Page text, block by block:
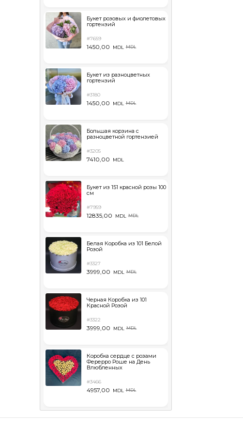
Букет розовых и фиолетовых
гортензий
#7659
1450,00 MDL MDL
Букет из разноцветных
гортензий
#3180
1450,00 MDL MDL
Большая корзина с
разноцветной гортензией
#3205
7410,00 MDL
Букет из 151 красной розы 100
см
#7959
12835,00 MDL MDL
Белая Коробка из 101 Белой
Розой
#3327
3999,00 MDL MDL
Черная Коробка из 101
Красной Розой
#3322
3999,00 MDL MDL
Коробка сердце с розами
Ферерро Роше на День
Влюбленных
#3466
4957,00 MDL MDL